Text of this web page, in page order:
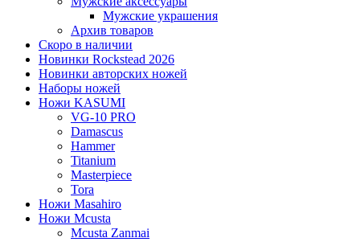
Мужские украшения
Архив товаров
Скоро в наличии
Новинки Rockstead 2026
Новинки авторских ножей
Наборы ножей
Ножи KASUMI
VG-10 PRO
Damascus
Hammer
Titanium
Masterpiece
Tora
Ножи Masahiro
Ножи Mcusta
Mcusta Zanmai